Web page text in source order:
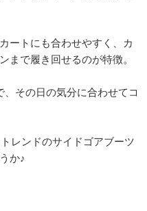
ートにも合わせやすく、カ
まで履き回せるのが特徴。
その日の気分に合わせてコ
レンドのサイドゴアブーツ
か♪